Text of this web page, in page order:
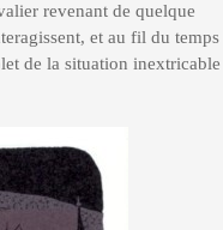
revenant de quelque
et au fil du temps
de la situation inextricable